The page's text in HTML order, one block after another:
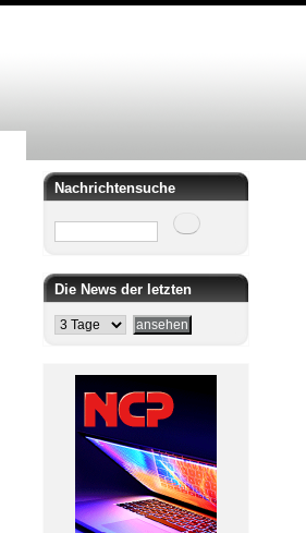
Nachrichtensuche
Suche
Die News der letzten